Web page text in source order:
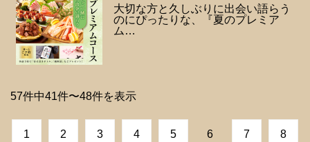
大切な方と久しぶりに出会い語らう
のにぴったりな、『夏のプレミア
ム…
57件中41件〜48件を表示
1 2 3 4 5 6 7 8